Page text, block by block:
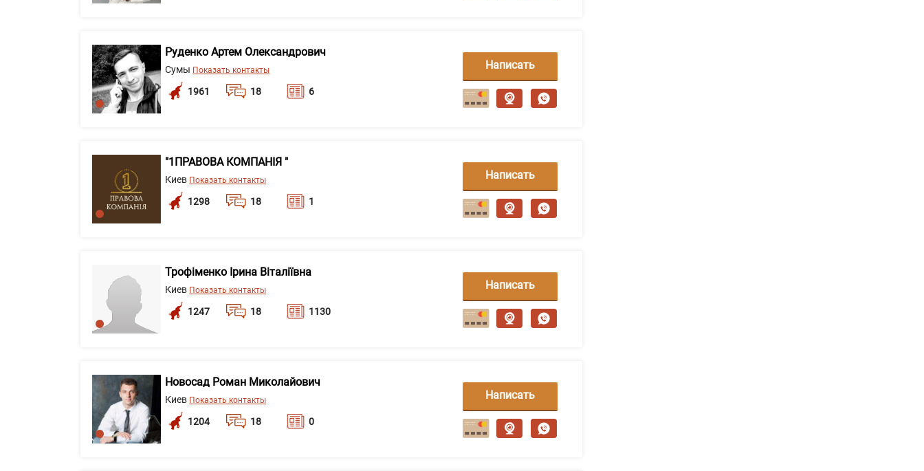
Руденко Артем Олександрович
Сумы Показать контакты
1961 18 6
Написать
сообщение
"1ПРАВОВА КОМПАНІЯ "
Киев Показать контакты
1298 18 1
Написать
сообщение
Трофіменко Ірина Віталіївна
Киев Показать контакты
1247 18 1130
Написать
сообщение
Новосад Роман Миколайович
Киев Показать контакты
1204 18 0
Написать
сообщение